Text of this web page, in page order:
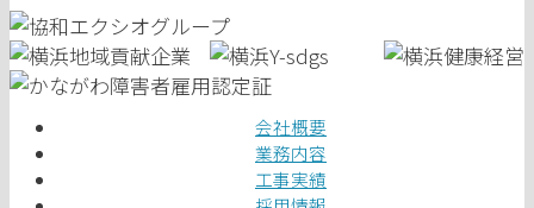
会社概要
業務内容
工事実績